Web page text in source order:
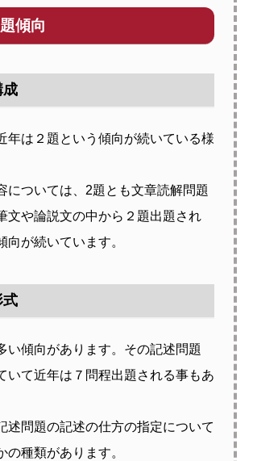
傾向
成
年は２題という傾向が続いている様
については、2題とも文章読解問題
文や論説文の中から２題出題され
向が続いています。
式
い傾向があります。その記述問題
いて近年は７問程出題される事もあ
述問題の記述の仕方の指定について
の種類があります。